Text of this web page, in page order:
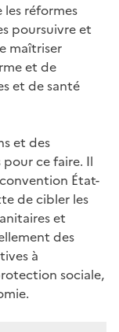
les réformes
poursuivre et
maîtriser
et de
et de santé
et des
ce faire. Il
État-
de cibler les
et
des
à
sociale,